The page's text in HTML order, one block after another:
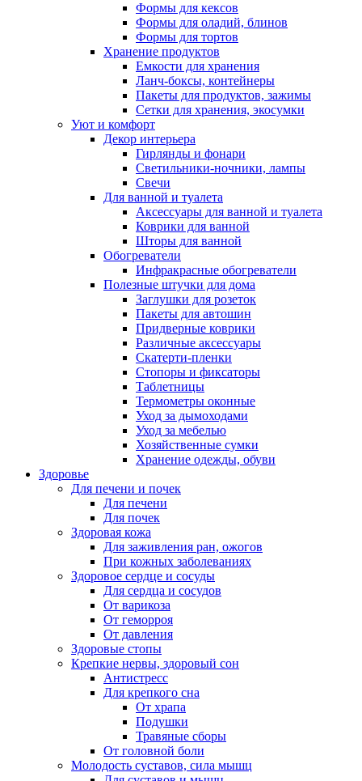
Формы для кексов
Формы для оладий, блинов
Формы для тортов
Хранение продуктов
Емкости для хранения
Ланч-боксы, контейнеры
Пакеты для продуктов, зажимы
Сетки для хранения, экосумки
Уют и комфорт
Декор интерьера
Гирлянды и фонари
Светильники-ночники, лампы
Свечи
Для ванной и туалета
Аксессуары для ванной и туалета
Коврики для ванной
Шторы для ванной
Обогреватели
Инфракрасные обогреватели
Полезные штучки для дома
Заглушки для розеток
Пакеты для автошин
Придверные коврики
Различные аксессуары
Скатерти-пленки
Стопоры и фиксаторы
Таблетницы
Термометры оконные
Уход за дымоходами
Уход за мебелью
Хозяйственные сумки
Хранение одежды, обуви
Здоровье
Для печени и почек
Для печени
Для почек
Здоровая кожа
Для заживления ран, ожогов
При кожных заболеваниях
Здоровое сердце и сосуды
Для сердца и сосудов
От варикоза
От геморроя
От давления
Здоровые стопы
Крепкие нервы, здоровый сон
Антистресс
Для крепкого сна
От храпа
Подушки
Травяные сборы
От головной боли
Молодость суставов, сила мышц